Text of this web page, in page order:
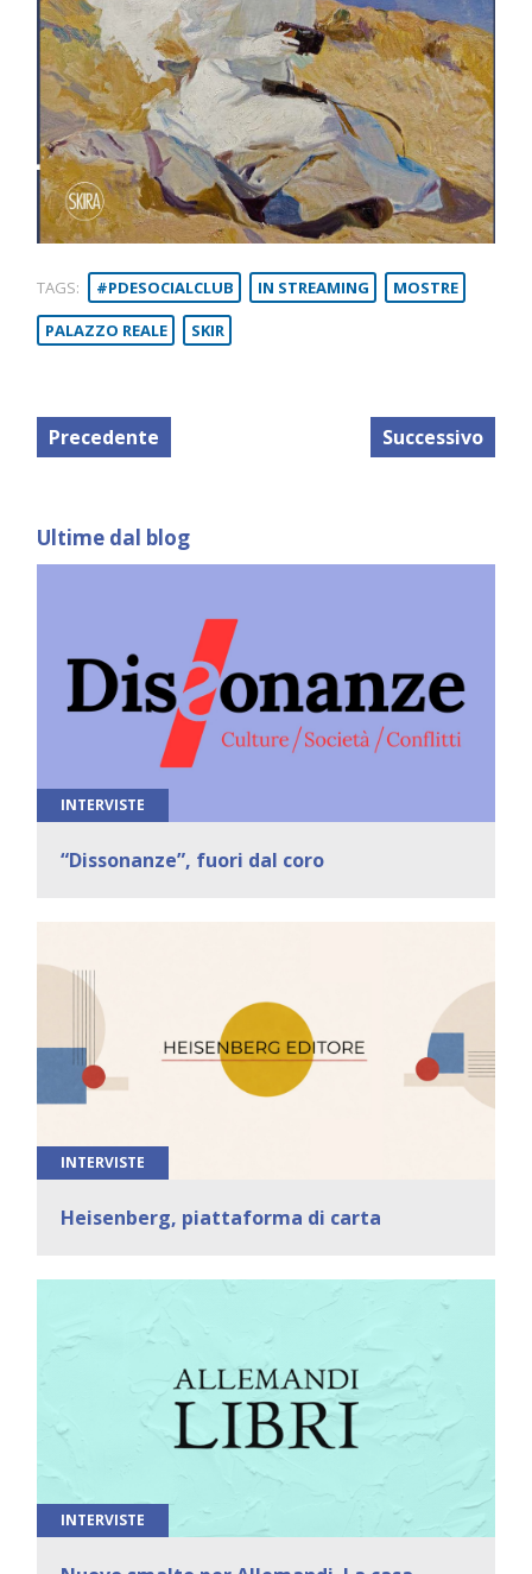
TAGS: #PDESOCIALCLUB IN STREAMING
MOSTRE
PALAZZO REALE
SKIR
Precedente Successivo
Ultime dal blog
INTERVISTE
“Dissonanze”, fuori dal coro
INTERVISTE
Heisenberg, piattaforma di carta
INTERVISTE